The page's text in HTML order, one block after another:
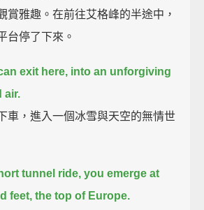
賞雅趣。在前往艾格峰的半途中，
台停了下來。
exit here, into an unforgiving
air.
車，進入一個冰雪與天空的無情世
tunnel ride, you emerge at
feet, the top of Europe.